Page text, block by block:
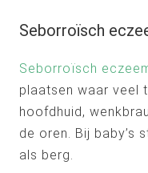
Seborroïsch
Seborroïsch
plaatsen waar veel
hoofdhuid,
de oren. Bij baby’s
als berg.